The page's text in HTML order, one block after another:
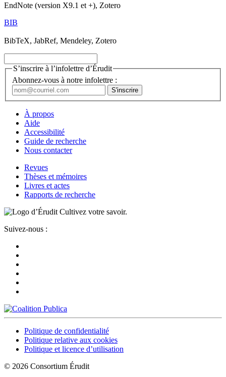
EndNote (version X9.1 et +), Zotero
BIB
BibTeX, JabRef, Mendeley, Zotero
S’inscrire à l’infolettre d’Érudit
Abonnez-vous à notre infolettre :
À propos
Aide
Accessibilité
Guide de recherche
Nous contacter
Revues
Thèses et mémoires
Livres et actes
Rapports de recherche
Cultivez votre savoir.
Suivez-nous :
Politique de confidentialité
Politique relative aux cookies
Politique et licence d’utilisation
© 2026 Consortium Érudit